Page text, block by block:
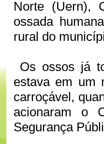
Norte (Uern),
ossada
rural do
Os ossos já
estava em um
carroçável,
acionaram o
Segurança